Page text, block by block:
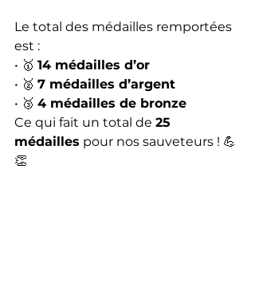
Le total des médailles remportées
est :
• 🥇 14 médailles d’or
• 🥈 7 médailles d’argent
• 🥉 4 médailles de bronze
Ce qui fait un total de 25
médailles pour nos sauveteurs ! 💪
👏